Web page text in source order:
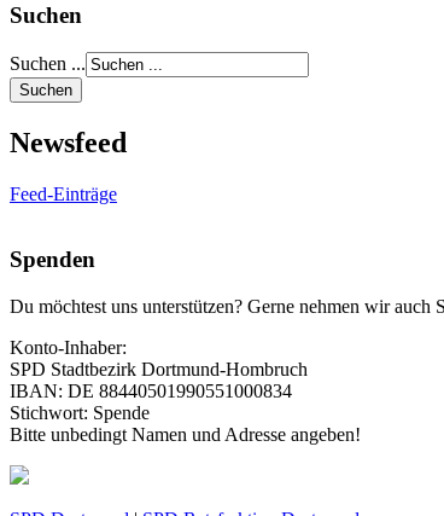
Suchen
Suchen ...
Newsfeed
Feed-Einträge
Spenden
Du möchtest uns unterstützen? Gerne nehmen wir auch
Konto-Inhaber:
SPD Stadtbezirk Dortmund-Hombruch
IBAN: DE 88440501990551000834
Stichwort: Spende
Bitte unbedingt Namen und Adresse angeben!